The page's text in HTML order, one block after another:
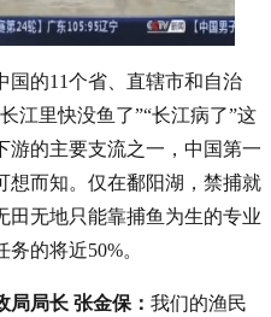
国的11个省、直辖市和自治
江里快没鱼了”“长江病了”这
游的主要支流之一，中国第一
想而知。仅在鄱阳湖，禁捕就
田无地只能靠捕鱼为生的专业
的将近50%。
局长 张金保： 我们的渔民